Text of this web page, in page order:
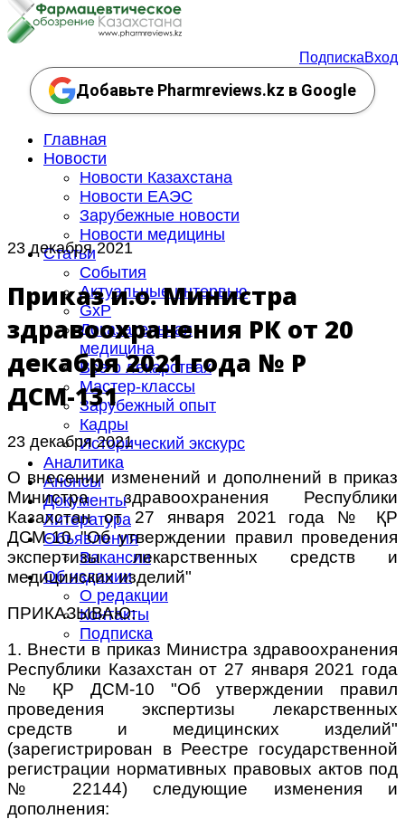
ПодпискаВход
Добавьте Pharmreviews.kz в Google
Главная
Новости
Новости Казахстана
Новости ЕАЭС
Зарубежные новости
Новости медицины
Статьи
События
Актуальные интервью
GxP
Доказательная
медицина
Все о лекарствах
Мастер-классы
Зарубежный опыт
Кадры
Исторический экскурс
Аналитика
Анонсы
Документы
Литература
Объявления
Вакансии
Об издании
О редакции
Контакты
Подписка
23 декабря 2021
Приказ и.о. Министра
здравоохранения РК от 20
декабря 2021 года № ҚР
ДСМ-131
23 декабря 2021
О внесении изменений и дополнений в приказ
Министра здравоохранения Республики
Казахстан от 27 января 2021 года № ҚР
ДСМ-10 "Об утверждении правил проведения
экспертизы лекарственных средств и
медицинских изделий"
ПРИКАЗЫВАЮ:
1. Внести в приказ Министра здравоохранения
Республики Казахстан от 27 января 2021 года
№ ҚР ДСМ-10 "Об утверждении правил
проведения экспертизы лекарственных
средств и медицинских изделий"
(зарегистрирован в Реестре государственной
регистрации нормативных правовых актов под
№ 22144) следующие изменения и
дополнения: